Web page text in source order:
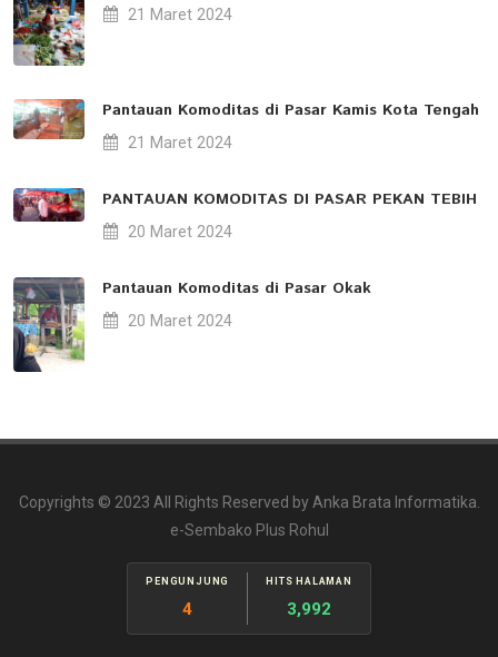
21 Maret 2024
Pantauan Komoditas di Pasar Kamis Kota Tengah
21 Maret 2024
PANTAUAN KOMODITAS DI PASAR PEKAN TEBIH
20 Maret 2024
Pantauan Komoditas di Pasar Okak
20 Maret 2024
Copyrights © 2023 All Rights Reserved by Anka Brata Informatika.
e-Sembako Plus Rohul
PENGUNJUNG
4
HITS HALAMAN
3,992